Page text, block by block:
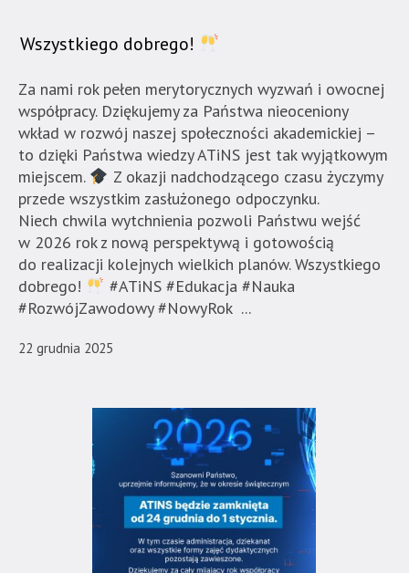
Wszystkiego dobrego!
Za nami rok pełen merytorycznych wyzwań i owocnej
współpracy. Dziękujemy za Państwa nieoceniony
wkład w rozwój naszej społeczności akademickiej –
to dzięki Państwa wiedzy ATiNS jest tak wyjątkowym
miejscem.
Z okazji nadchodzącego czasu życzymy
przede wszystkim zasłużonego odpoczynku.
Niech chwila wytchnienia pozwoli Państwu wejść
w 2026 rok z nową perspektywą i gotowością
do realizacji kolejnych wielkich planów. Wszystkiego
dobrego!
#ATiNS #Edukacja #Nauka
#RozwójZawodowy #NowyRok ...
22 grudnia 2025